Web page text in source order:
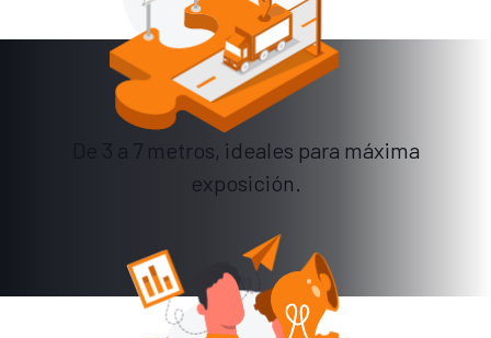
De 3 a 7 metros, ideales para máxima
exposición.